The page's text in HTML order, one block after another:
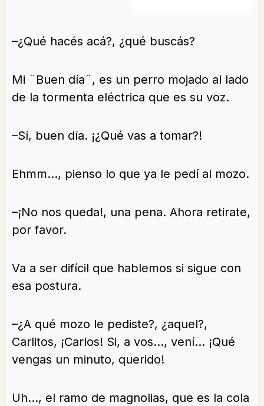
–¿Qué hacés acá?, ¿qué buscás?
Mi ¨Buen día¨, es un perro mojado al lado
de la tormenta eléctrica que es su voz.
–Sí, buen día. ¡¿Qué vas a tomar?!
Ehmm…, pienso lo que ya le pedí al mozo.
–¡No nos queda!, una pena. Ahora retirate,
por favor.
Va a ser difícil que hablemos si sigue con
esa postura.
–¿A qué mozo le pediste?, ¿aquel?,
Carlitos, ¡Carlos! Si, a vos…, vení… ¡Qué
vengas un minuto, querido!
Uh…, el ramo de magnolias, que es la cola